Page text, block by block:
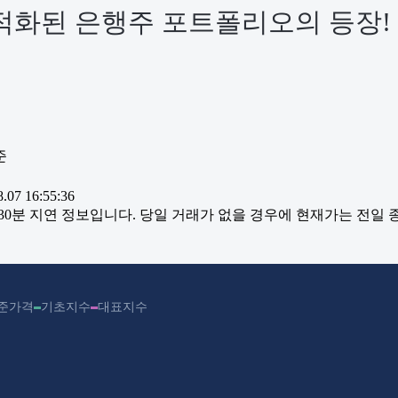
화된 은행주 포트폴리오의 등장!
16:55:36
분 지연 정보입니다. 당일 거래가 없을 경우에 현재가는 전일
가격 기초지수 대표지수